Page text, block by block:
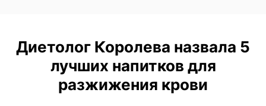
Диетолог Королева назвала 5
лучших напитков для
разжижения крови